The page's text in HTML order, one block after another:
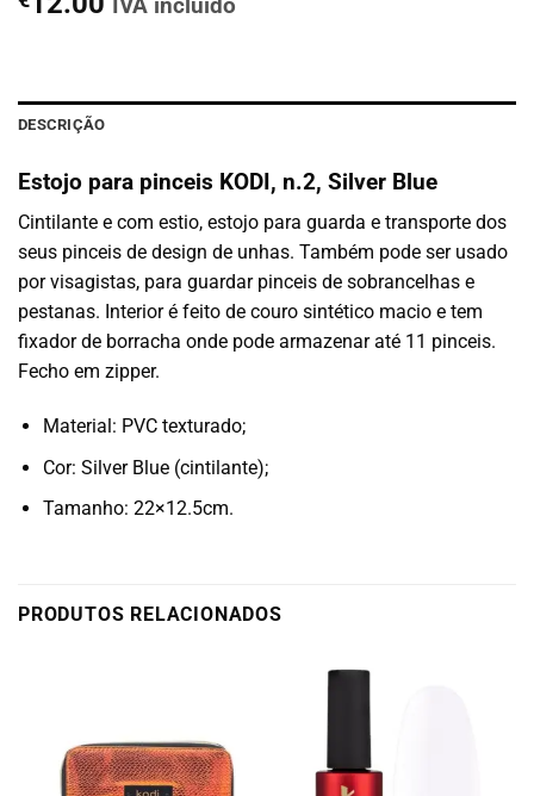
DESCRIÇÃO
Estojo para pinceis KODI, n.2, Silver Blue
Cintilante e com estio, estojo para guarda e transporte dos
seus pinceis de design de unhas. Também pode ser usado
por visagistas, para guardar pinceis de sobrancelhas e
pestanas. Interior é feito de couro sintético macio e tem
fixador de borracha onde pode armazenar até 11 pinceis.
Fecho em zipper.
Material: PVC texturado;
Cor: Silver Blue (cintilante);
Tamanho: 22×12.5cm.
PRODUTOS RELACIONADOS